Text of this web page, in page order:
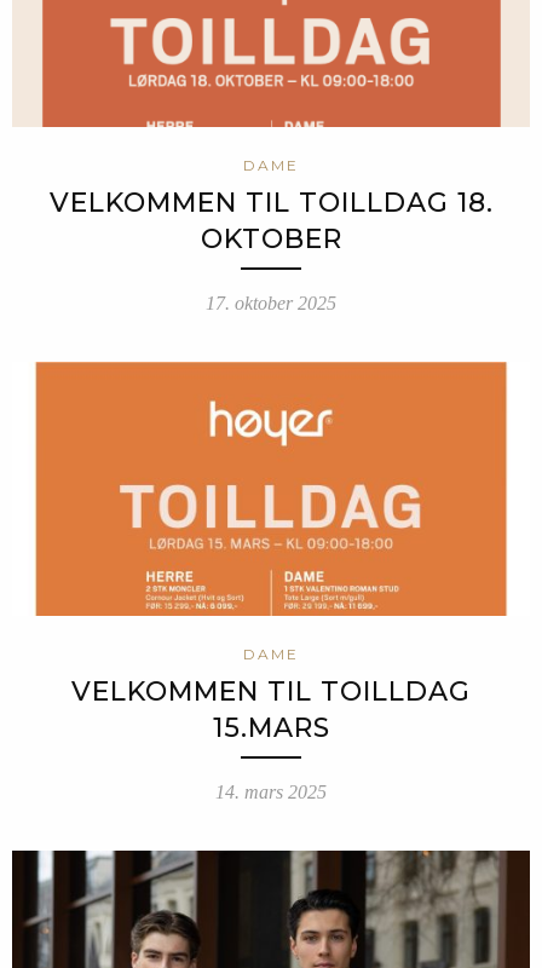
DAME
VELKOMMEN TIL TOILLDAG 18.
OKTOBER
17. oktober 2025
DAME
VELKOMMEN TIL TOILLDAG
15.MARS
14. mars 2025